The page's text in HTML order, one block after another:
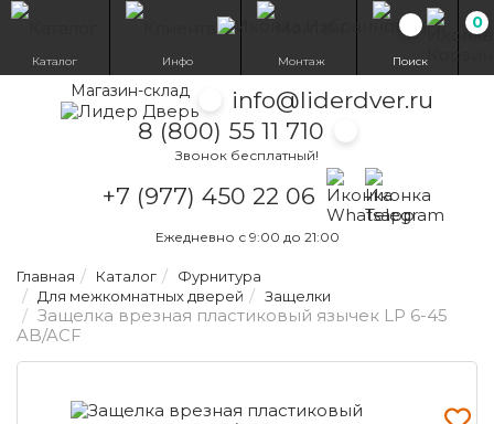
Магазин-склад
info@liderdver.ru
8 (800) 55 11 710
Звонок бесплатный!
+7 (977) 450 22 06
Написать на
Написать на
Ежедневно с 9:00 до 21:00
0
Каталог Инфо Монтаж Поиск
Главная Каталог
Фурнитура
Для межкомнатных дверей
Защелки
Защелка врезная пластиковый язычек LP 6-45
AB/ACF